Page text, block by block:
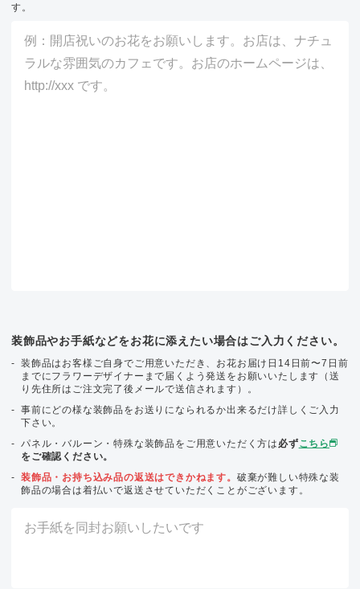
す。
装飾品やお手紙などをお花に添えたい場合はご入力ください。
装飾品はお客様ご自身でご用意いただき、お花お届け日14日前〜7日前
までにフラワーデザイナーまで届くよう発送をお願いいたします（送
り先住所はご注文完了後メールで送信されます）。
事前にどの様な装飾品をお送りになられるか出来るだけ詳しくご入力
下さい。
パネル・バルーン・特殊な装飾品をご用意いただく方は 必ずこちら
をご確認ください。
装飾品・お持ち込み品の返送はできかねます。 破棄が難しい特殊な装
飾品の場合は着払いで返送させていただくことがございます。